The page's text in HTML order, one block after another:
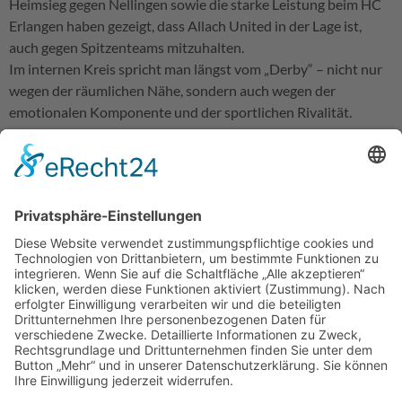
Heimsieg gegen Nellingen sowie die starke Leistung beim HC
Erlangen haben gezeigt, dass Allach United in der Lage ist,
auch gegen Spitzenteams mitzuhalten.
Im internen Kreis spricht man längst vom „Derby“ – nicht nur
wegen der räumlichen Nähe, sondern auch wegen der
emotionalen Komponente und der sportlichen Rivalität.
Trainer Andreas Feulner blickt realistisch, aber zuversichtlich
auf die Partie: „Wir haben in den letzten Wochen eine klare
Entwicklung gesehen. Das Team setzt Inhalte immer stabiler
müssen wir von Beginn an wach sein und unsere Chancen
konsequent nutzen.“
Auch Paul Blumenthal richtet den Blick klar auf die Revanche:
„Das Hinspiel war sicher nicht unser Anspruch. Jetzt haben wir
die Gelegenheit zu zeigen, wie sehr wir uns weiterentwickelt
haben. Die Chance, in der Tabelle vorbeizuziehen, ist eine
zusätzliche Motivation – entscheidend wird aber sein, dass wir
unser eigenes Spiel durchziehen und mutig bleiben.“
In der Eversbuschhalle hofft das Team auf lautstarke